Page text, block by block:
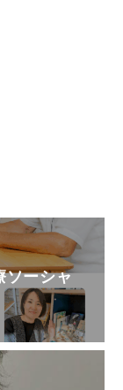
ソーシャ